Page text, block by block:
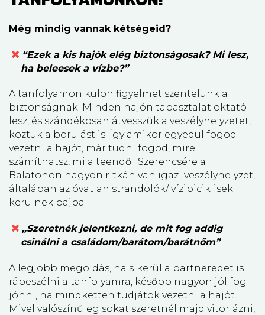
Még mindig vannak kétségeid?
“Ezek a kis hajók elég biztonságosak? Mi lesz,
ha beleesek a vízbe?”
A tanfolyamon külön figyelmet szentelünk a
biztonságnak. Minden hajón tapasztalat oktató
lesz, és szándékosan átvesszük a veszélyhelyzetet,
köztük a borulást is. Így amikor egyedül fogod
vezetni a hajót, már tudni fogod, mire
számíthatsz, mi a teendő. Szerencsére a
Balatonon nagyon ritkán van igazi veszélyhelyzet,
általában az óvatlan strandolók/ vízibiciklisek
kerülnek bajba
„Szeretnék jelentkezni, de mit fog addig
csinálni a családom/barátom/barátnőm”
A legjobb megoldás, ha sikerül a partneredet is
rábeszélni a tanfolyamra, később nagyon jól fog
jönni, ha mindketten tudjátok vezetni a hajót.
Mivel valószínűleg sokat szeretnél majd vitorlázni,